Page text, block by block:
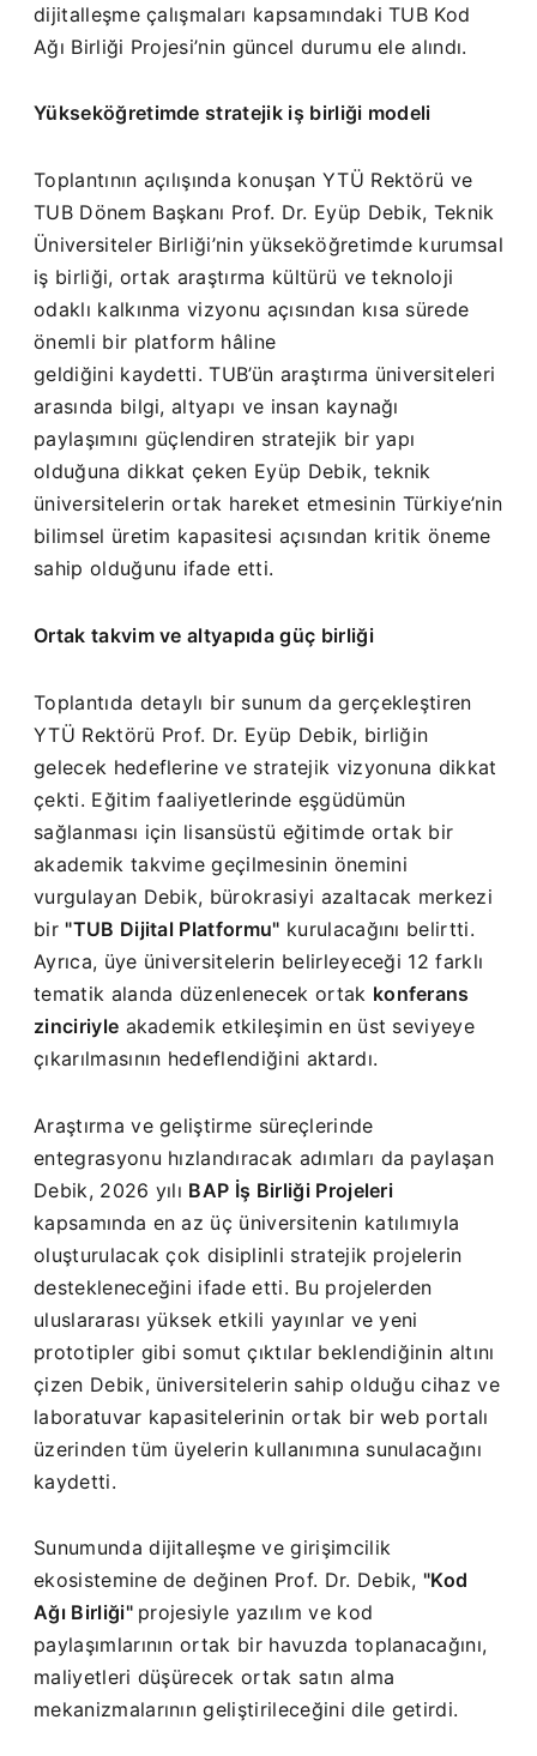
dijitalleşme çalışmaları kapsamındaki TUB Kod
Ağı Birliği Projesi’nin güncel durumu ele alındı.
Yükseköğretimde stratejik iş birliği modeli
Toplantının açılışında konuşan YTÜ Rektörü ve
TUB Dönem Başkanı Prof. Dr. Eyüp Debik, Teknik
Üniversiteler Birliği’nin yükseköğretimde kurumsal
iş birliği, ortak araştırma kültürü ve teknoloji
odaklı kalkınma vizyonu açısından kısa sürede
önemli bir platform hâline
geldiğini kaydetti. TUB’ün araştırma üniversiteleri
arasında bilgi, altyapı ve insan kaynağı
paylaşımını güçlendiren stratejik bir yapı
olduğuna dikkat çeken Eyüp Debik, teknik
üniversitelerin ortak hareket etmesinin Türkiye’nin
bilimsel üretim kapasitesi açısından kritik öneme
sahip olduğunu ifade etti.
Ortak takvim ve altyapıda güç birliği
Toplantıda detaylı bir sunum da gerçekleştiren
YTÜ Rektörü Prof. Dr. Eyüp Debik, birliğin
gelecek hedeflerine ve stratejik vizyonuna dikkat
çekti. Eğitim faaliyetlerinde eşgüdümün
sağlanması için lisansüstü eğitimde ortak bir
akademik takvime geçilmesinin önemini
vurgulayan Debik, bürokrasiyi azaltacak merkezi
bir "TUB Dijital Platformu" kurulacağını belirtti.
Ayrıca, üye üniversitelerin belirleyeceği 12 farklı
tematik alanda düzenlenecek ortak konferans
zinciriyle akademik etkileşimin en üst seviyeye
çıkarılmasının hedeflendiğini aktardı.
Araştırma ve geliştirme süreçlerinde
entegrasyonu hızlandıracak adımları da paylaşan
Debik, 2026 yılı BAP İş Birliği Projeleri
kapsamında en az üç üniversitenin katılımıyla
oluşturulacak çok disiplinli stratejik projelerin
destekleneceğini ifade etti. Bu projelerden
uluslararası yüksek etkili yayınlar ve yeni
prototipler gibi somut çıktılar beklendiğinin altını
çizen Debik, üniversitelerin sahip olduğu cihaz ve
laboratuvar kapasitelerinin ortak bir web portalı
üzerinden tüm üyelerin kullanımına sunulacağını
kaydetti.
Sunumunda dijitalleşme ve girişimcilik
ekosistemine de değinen Prof. Dr. Debik, "Kod
Ağı Birliği" projesiyle yazılım ve kod
paylaşımlarının ortak bir havuzda toplanacağını,
maliyetleri düşürecek ortak satın alma
mekanizmalarının geliştirileceğini dile getirdi.